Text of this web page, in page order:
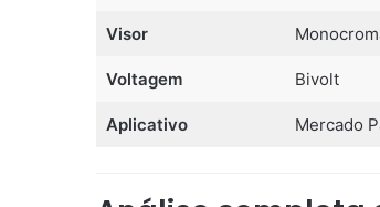
Visor
Voltagem Bivolt
Aplicativo Mercado